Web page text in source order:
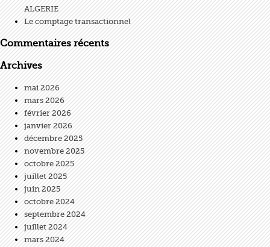
ALGERIE
Le comptage transactionnel
Commentaires récents
Archives
mai 2026
mars 2026
février 2026
janvier 2026
décembre 2025
novembre 2025
octobre 2025
juillet 2025
juin 2025
octobre 2024
septembre 2024
juillet 2024
mars 2024